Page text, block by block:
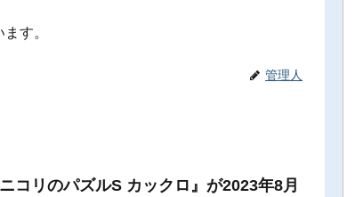
す。
管理人
コリのパズルS カックロ』が2023年8月